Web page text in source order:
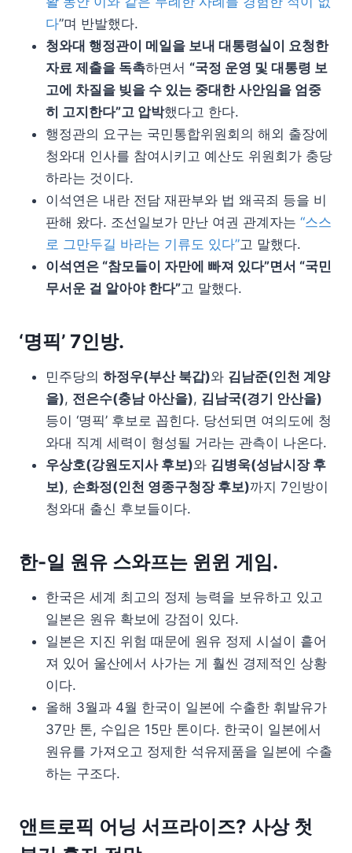
다”며 반발했다.
청와대 행정관이 메일을 보내 대통령실이 요청한
자료 제출을 독촉하면서 “국정 운영 및 대통령 보
고에 차질을 빚을 수 있는 중대한 사안임을 엄중
히 고지한다”고 압박했다고 한다.
행정관의 요구는 국민통합위원회의 해외 출장에
청와대 인사를 참여시키고 예산도 위원회가 충당
하라는 것이다.
이석연은 내란 전담 재판부와 법 왜곡죄 등을 비
판해 왔다. 조선일보가 만난 여권 관계자는 “스스
로 그만두길 바라는 기류도 있다”고 말했다.
이석연은 “참모들이 자만에 빠져 있다”면서 “국민
무서운 걸 알아야 한다”고 말했다.
‘명픽’ 7인방.
민주당의 하정우(부산 북갑)와 김남준(인천 계양
을), 전은수(충남 아산을), 김남국(경기 안산을)
등이 ‘명픽’ 후보로 꼽힌다. 당선되면 여의도에 청
와대 직계 세력이 형성될 거라는 관측이 나온다.
우상호(강원도지사 후보)와 김병욱(성남시장 후
보), 손화정(인천 영종구청장 후보)까지 7인방이
청와대 출신 후보들이다.
한-일 원유 스와프는 윈윈 게임.
한국은 세계 최고의 정제 능력을 보유하고 있고
일본은 원유 확보에 강점이 있다.
일본은 지진 위험 때문에 원유 정제 시설이 흩어
져 있어 울산에서 사가는 게 훨씬 경제적인 상황
이다.
올해 3월과 4월 한국이 일본에 수출한 휘발유가
37만 톤, 수입은 15만 톤이다. 한국이 일본에서
원유를 가져오고 정제한 석유제품을 일본에 수출
하는 구조다.
앤트로픽 어닝 서프라이즈? 사상 첫